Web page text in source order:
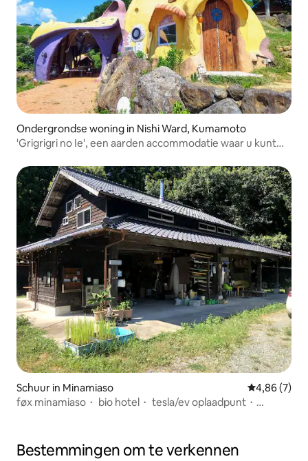
Ondergrondse woning in Nishi Ward, Kumamoto
'Grigrigri no Ie', een aarden accommodatie waar u kunt
zonsondergang
Schuur in Minamiaso Gemiddelde
4,86 (7)
føx minamiaso・ bio hotel・ tesla/ev oplaadpunt・
Bestemmingen om te verkennen